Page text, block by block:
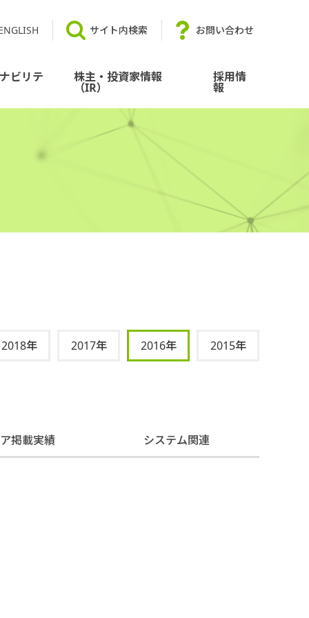
サイト内検索 お問い合わせ
ビリテ 株主・投資家情報
（IR）
採用情
報
2018年 2017年 2016年 2015年
掲載実績 システム関連